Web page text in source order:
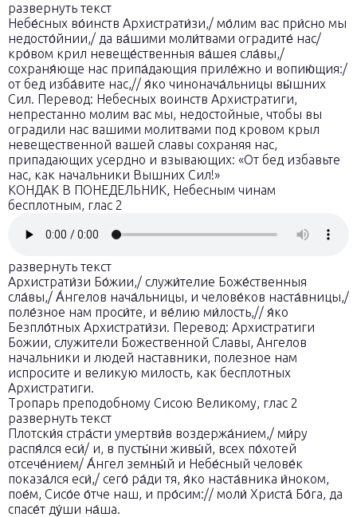
развернуть текст
Небе́сных во́инств Архистрати́зи,/ мо́лим вас при́сно мы
недосто́йнии,/ да ва́шими моли́твами оградите́ нас/
кро́вом крил невеще́ственныя ва́шея сла́вы,/
сохраня́юще нас пpипа́дающия приле́жно и вопию́щия:/
от бед изба́вите нас,// я́ко чинонача́льницы вы́шних
Сил. Перевод: Небесных воинств Архистратиги,
непрестанно молим вас мы, недостойные, чтобы вы
оградили нас вашими молитвами под кровом крыл
невещественной вашей славы сохраняя нас,
припадающих усердно и взывающих: «От бед избавьте
нас, как начальники Вышних Сил!»
КОНДАК В ПОНЕДЕЛЬНИК, Небесным чинам
бесплотным, глас 2
развернуть текст
Архистрати́зи Бо́жии,/ служи́телие Боже́ственныя
сла́вы,/ А́нгелов нача́льницы, и челове́ков наста́вницы,/
поле́зное нам проси́те, и ве́лию ми́лость,// я́ко
Безпло́тных Архистрати́зи. Перевод: Архистратиги
Божии, служители Божественной Славы, Ангелов
начальники и людей наставники, полезное нам
испросите и великую милость, как бесплотных
Архистратиги.
Тропарь преподобному Сисою Великому, глас 2
развернуть текст
Плотски́я стра́сти умертви́в воздержа́нием,/ ми́ру
распя́лся еси́/ и, в пусты́ни живы́й, всех по́хотей
отсече́нием/ А́нгел земны́й и Небе́сный челове́к
показа́лся еси́,/ сего́ ра́ди тя, я́ко наста́вника и́ноком,
пое́м, Сисо́е о́тче наш, и про́сим:// моли́ Христа́ Бо́га, да
спасе́т ду́ши на́ша.